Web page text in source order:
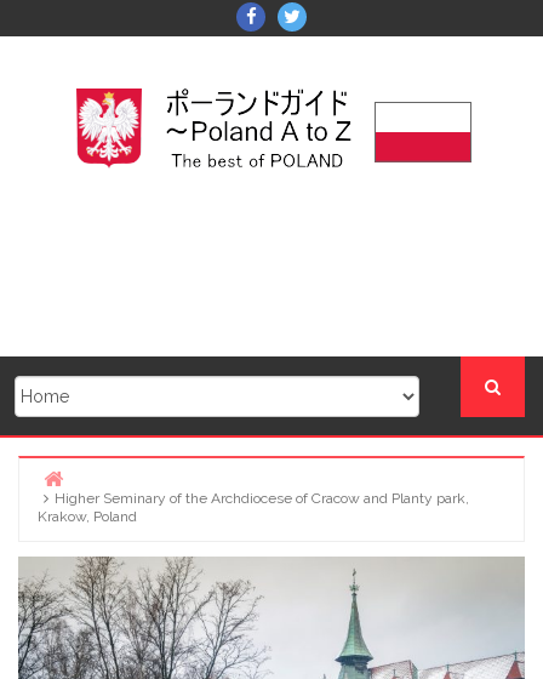
to
Facebook
Twitter
Home
Higher Seminary of the Archdiocese of Cracow and Planty park,
Krakow, Poland